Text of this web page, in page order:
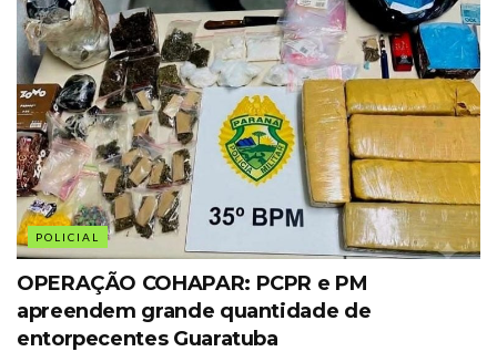
POLICIAL
OPERAÇÃO COHAPAR: PCPR e PM
apreendem grande quantidade de
entorpecentes Guaratuba